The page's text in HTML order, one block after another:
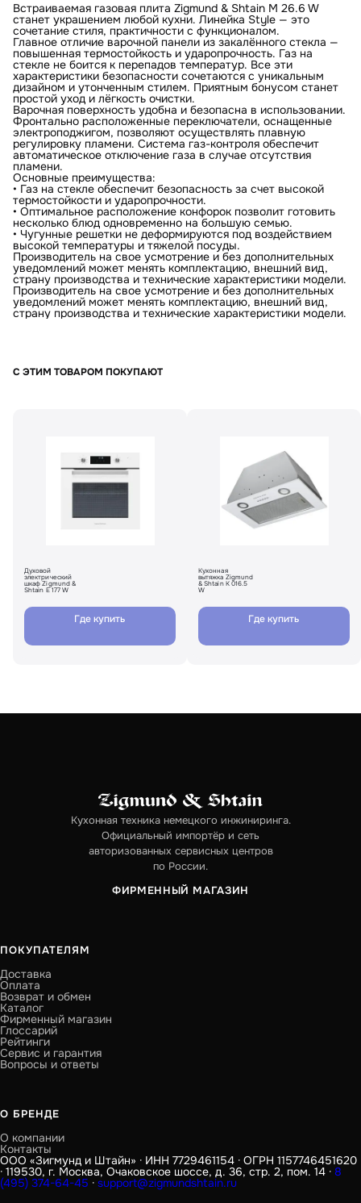
Встраиваемая газовая плита Zigmund & Shtain M 26.6 W
станет украшением любой кухни. Линейка Style — это
сочетание стиля, практичности с функционалом.
Главное отличие варочной панели из закалённого стекла —
повышенная термостойкость и ударопрочность. Газ на
стекле не боится к перепадов температур. Все эти
характеристики безопасности сочетаются с уникальным
дизайном и утонченным стилем. Приятным бонусом станет
простой уход и лёгкость очистки.
Варочная поверхность удобна и безопасна в использовании.
Фронтально расположенные переключатели, оснащенные
электроподжигом, позволяют осуществлять плавную
регулировку пламени. Система газ-контроля обеспечит
автоматическое отключение газа в случае отсутствия
пламени.
Основные преимущества:
• Газ на стекле обеспечит безопасность за счет высокой
термостойкости и ударопрочности.
• Оптимальное расположение конфорок позволит готовить
несколько блюд одновременно на большую семью.
• Чугунные решетки не деформируются под воздействием
высокой температуры и тяжелой посуды.
Производитель на свое усмотрение и без дополнительных
уведомлений может менять комплектацию, внешний вид,
страну производства и технические характеристики модели.
Производитель на свое усмотрение и без дополнительных
уведомлений может менять комплектацию, внешний вид,
страну производства и технические характеристики модели.
С ЭТИМ ТОВАРОМ ПОКУПАЮТ
Духовой
электрический
шкаф Zigmund &
Shtain E 177 W
Где купить
Кухонная
вытяжка Zigmund
& Shtain K 016.5
W
Где купить
Кухонная техника немецкого инжиниринга.
Официальный импортёр и сеть
авторизованных сервисных центров
по России.
ФИРМЕННЫЙ МАГАЗИН
ПОКУПАТЕЛЯМ
Доставка
Оплата
Возврат и обмен
Каталог
Фирменный магазин
Глоссарий
Рейтинги
Сервис и гарантия
Вопросы и ответы
О БРЕНДЕ
О компании
Контакты
ООО «Зигмунд и Штайн» · ИНН 7729461154 · ОГРН 1157746451620
· 119530, г. Москва, Очаковское шоссе, д. 36, стр. 2, пом. 14 · 8
(495) 374-64-45 · support@zigmundshtain.ru